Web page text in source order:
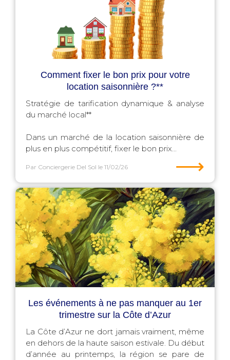
Comment fixer le bon prix pour votre
location saisonnière ?**
Stratégie de tarification dynamique & analyse
du marché local**
Dans un marché de la location saisonnière de
plus en plus compétitif, fixer le bon prix...
Par Conciergerie Del Sol le 11/02/26 ⟶
Les événements à ne pas manquer au 1er
trimestre sur la Côte d’Azur
La Côte d’Azur ne dort jamais vraiment, même
en dehors de la haute saison estivale. Du début
d’année au printemps, la région se pare de